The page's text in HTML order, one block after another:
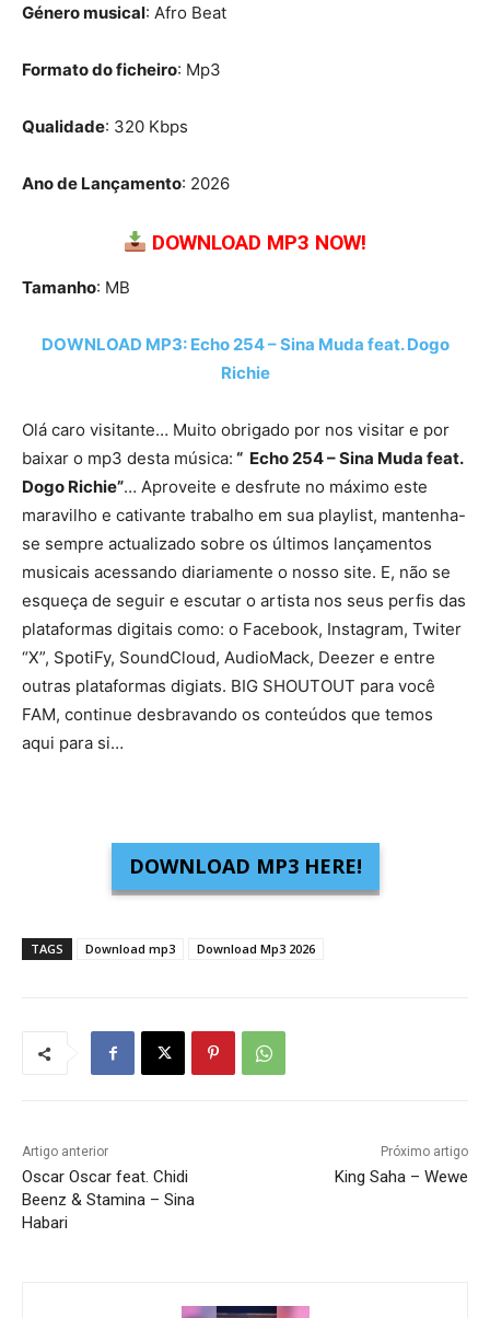
Género musical: Afro Beat
Formato do ficheiro: Mp3
Qualidade: 320 Kbps
Ano de Lançamento: 2026
DOWNLOAD MP3 NOW!
Tamanho: MB
DOWNLOAD MP3: Echo 254 – Sina Muda feat. Dogo
Richie
Olá caro visitante… Muito obrigado por nos visitar e por
baixar o mp3 desta música: “ Echo 254 – Sina Muda feat.
Dogo Richie”… Aproveite e desfrute no máximo este
maravilho e cativante trabalho em sua playlist, mantenha-
se sempre actualizado sobre os últimos lançamentos
musicais acessando diariamente o nosso site. E, não se
esqueça de seguir e escutar o artista nos seus perfis das
plataformas digitais como: o Facebook, Instagram, Twiter
“X”, SpotiFy, SoundCloud, AudioMack, Deezer e entre
outras plataformas digiats. BIG SHOUTOUT para você
FAM, continue desbravando os conteúdos que temos
aqui para si…
DOWNLOAD MP3 HERE!
TAGS Download mp3 Download Mp3 2026
Artigo anterior
Oscar Oscar feat. Chidi
Beenz & Stamina – Sina
Habari
Próximo artigo
King Saha – Wewe